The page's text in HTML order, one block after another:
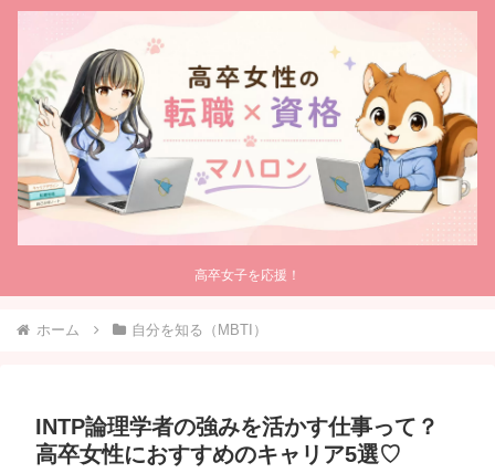
高卒女子を応援！
ホーム 自分を知る（MBTI）
INTP論理学者の強みを活かす仕事って？
高卒女性におすすめのキャリア5選♡